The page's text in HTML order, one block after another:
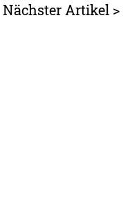
Nächster Artikel >